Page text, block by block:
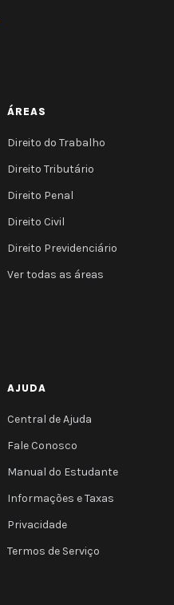
ÁREAS
Direito do Trabalho
Direito Tributário
Direito Penal
Direito Civil
Direito Previdenciário
Ver todas as áreas
AJUDA
Central de Ajuda
Fale Conosco
Manual do Estudante
Informações e Taxas
Privacidade
Termos de Serviço